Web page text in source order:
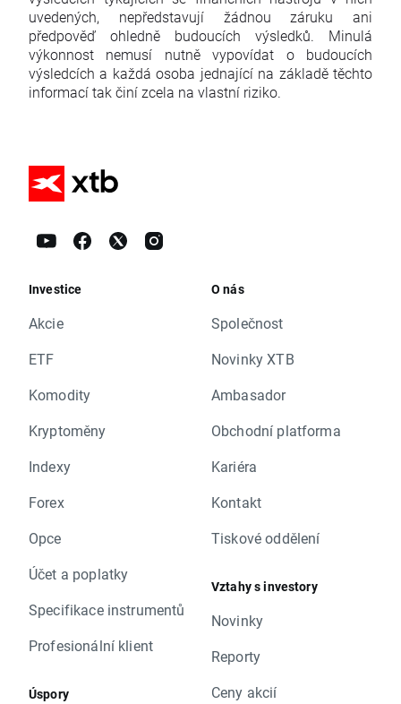
uvedených, nepředstavují žádnou záruku ani
předpověď ohledně budoucích výsledků. Minulá
výkonnost nemusí nutně vypovídat o budoucích
výsledcích a každá osoba jednající na základě těchto
informací tak činí zcela na vlastní riziko.
Investice
Akcie
ETF
Komodity
Kryptoměny
Indexy
Forex
Opce
Účet a poplatky
Specifikace instrumentů
Profesionální klient
Úspory
O nás
Společnost
Novinky XTB
Ambasador
Obchodní platforma
Kariéra
Kontakt
Tiskové oddělení
Vztahy s investory
Novinky
Reporty
Ceny akcií